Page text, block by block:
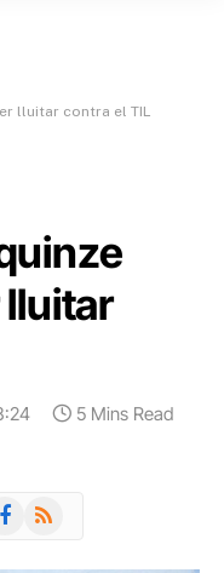
lluitar contra el TIL
lluitar
5 Mins Read
RSS